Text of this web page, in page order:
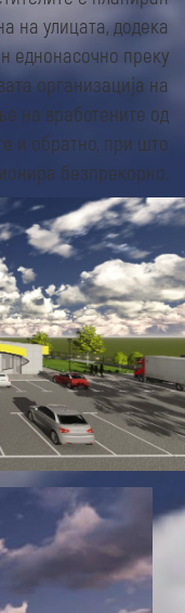
на улицата, додека
еднонасочно преку
организација на
на вработените од
и обратно, при што
безпрекорно.